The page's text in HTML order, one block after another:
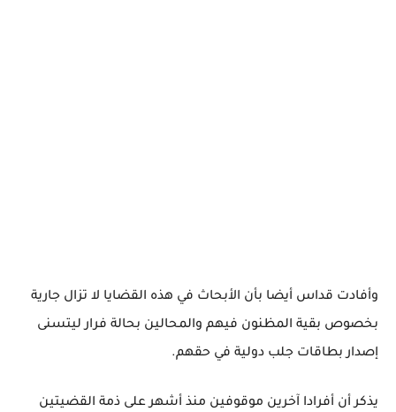
وأفادت قداس أيضا بأن الأبحاث في هذه القضايا لا تزال جارية
بخصوص بقية المظنون فيهم والمحالين بحالة فرار ليتسنى
إصدار بطاقات جلب دولية في حقهم.
يذكر أن أفرادا آخرين موقوفين منذ أشهر على ذمة القضيتين